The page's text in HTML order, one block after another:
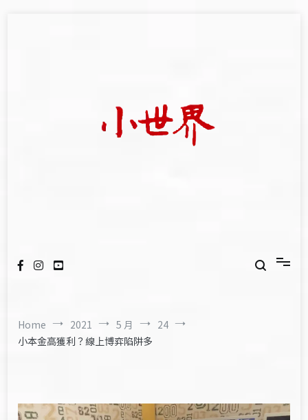
Home 2021 5 月
24
小本金高獲利？線上博弈陷阱多